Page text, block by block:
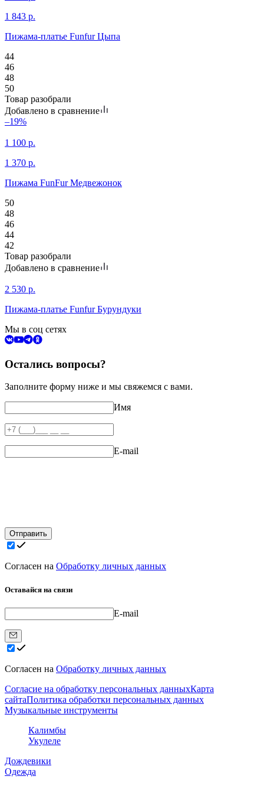
1 843 р.
Пижама-платье Funfur Цыпа
44
46
48
50
Товар разобрали
Добавлено в сравнение
–19%
1 100 р.
1 370 р.
Пижама FunFur Медвежонок
50
48
46
44
42
Товар разобрали
Добавлено в сравнение
2 530 р.
Пижама-платье Funfur Бурундуки
Мы в соц сетях
Остались вопросы?
Заполните форму ниже и мы свяжемся с вами.
Имя
E-mail
Отправить
Согласен на Обработку личных данных
Оставайся на связи
E-mail
Согласен на Обработку личных данных
Согласие на обработку персональных данныхКарта
сайтаПолитика обработки персональных данных
Музыкальные инструменты
Калимбы
Укулеле
Дождевики
Одежда